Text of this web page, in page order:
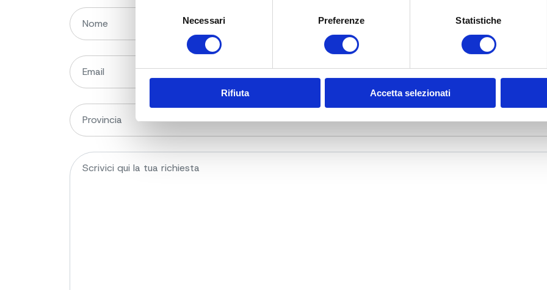
Selezione
Necessari Preferenze Statistiche
Rifiuta Accetta selezionati